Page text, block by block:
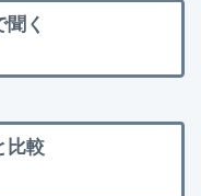
聞く
比較